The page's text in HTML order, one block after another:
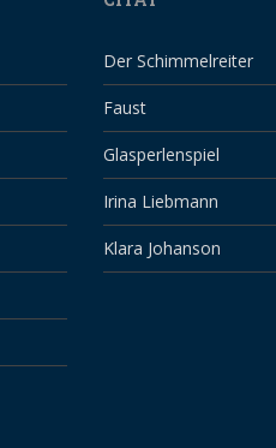
Der Schimmelreiter
Faust
Glasperlenspiel
Irina Liebmann
Klara Johanson